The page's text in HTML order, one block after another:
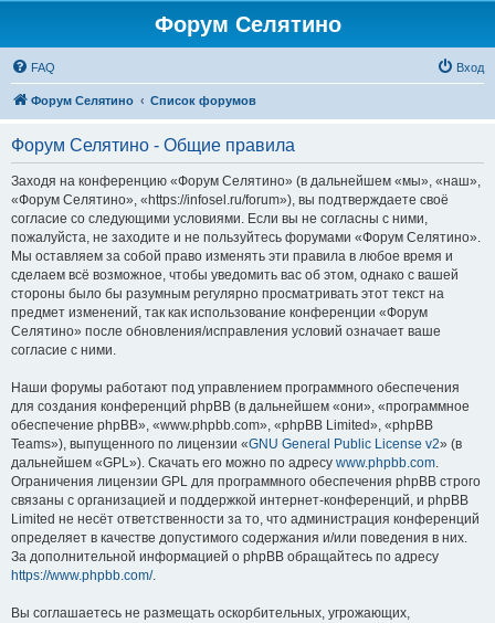
Форум Селятино
FAQ Вход
Форум Селятино Список форумов
Форум Селятино - Общие правила
Заходя на конференцию «Форум Селятино» (в дальнейшем «мы», «наш»,
«Форум Селятино», «https://infosel.ru/forum»), вы подтверждаете своё
согласие со следующими условиями. Если вы не согласны с ними,
пожалуйста, не заходите и не пользуйтесь форумами «Форум Селятино».
Мы оставляем за собой право изменять эти правила в любое время и
сделаем всё возможное, чтобы уведомить вас об этом, однако с вашей
стороны было бы разумным регулярно просматривать этот текст на
предмет изменений, так как использование конференции «Форум
Селятино» после обновления/исправления условий означает ваше
согласие с ними.
Наши форумы работают под управлением программного обеспечения
для создания конференций phpBB (в дальнейшем «они», «программное
обеспечение phpBB», «www.phpbb.com», «phpBB Limited», «phpBB
Teams»), выпущенного по лицензии «GNU General Public License v2» (в
дальнейшем «GPL»). Скачать его можно по адресу www.phpbb.com.
Ограничения лицензии GPL для программного обеспечения phpBB строго
связаны с организацией и поддержкой интернет-конференций, и phpBB
Limited не несёт ответственности за то, что администрация конференций
определяет в качестве допустимого содержания и/или поведения в них.
За дополнительной информацией о phpBB обращайтесь по адресу
https://www.phpbb.com/.
Вы соглашаетесь не размещать оскорбительных, угрожающих,